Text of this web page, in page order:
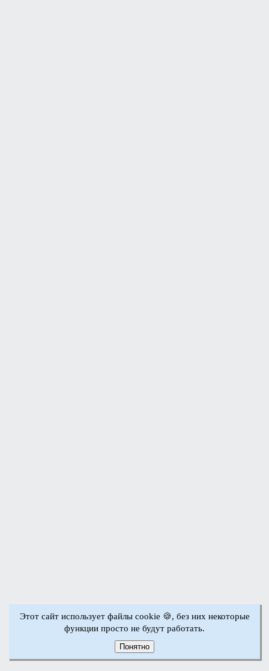
Этот сайт использует файлы cookie 🍪, без них некоторые
функции просто не будут работать.
Понятно